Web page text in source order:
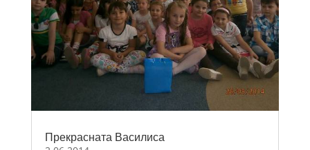
Прекрасната Василиса